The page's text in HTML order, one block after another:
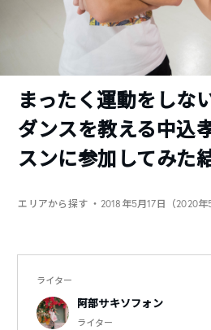
まったく運動をしな
ダンスを教える中込
スンに参加してみた
エリアから探す ・2018年5月17日（2020年
ライター
阿部サキソフォン
ライター